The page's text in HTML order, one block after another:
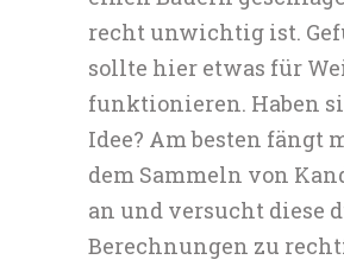
recht unwichtig ist.
sollte hier etwas für
funktionieren. Haben
Idee? Am besten fängt
dem Sammeln von
an und versucht diese
Berechnungen zu